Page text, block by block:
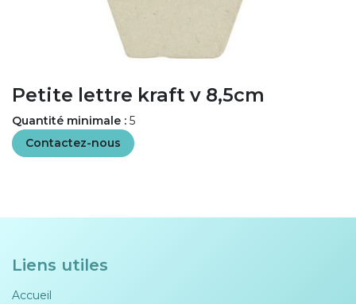
Petite lettre kraft v 8,5cm
Quantité minimale : 5
Contactez-nous
Liens utiles
Accueil